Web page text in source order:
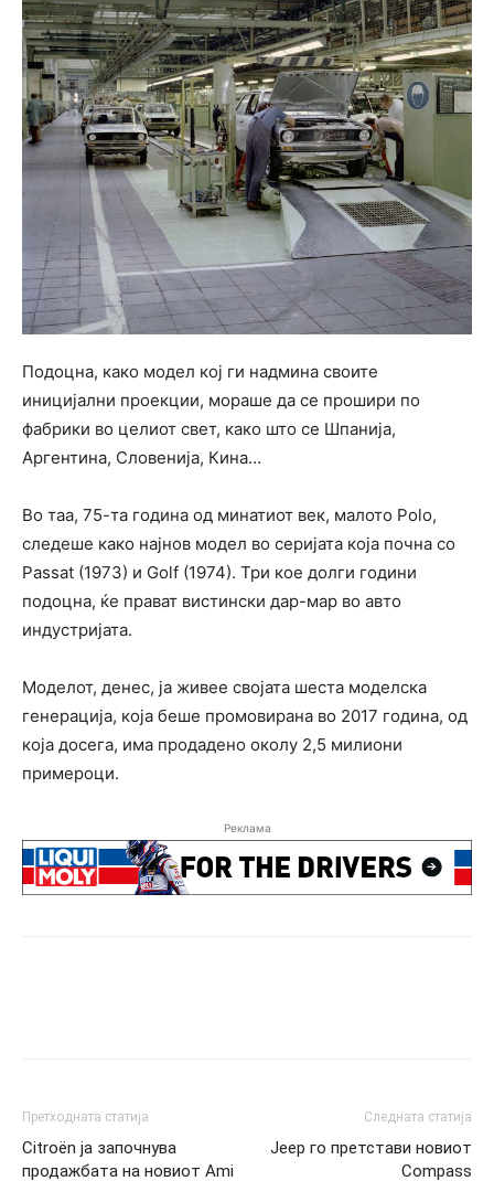
Подоцна, како модел кој ги надмина своите
иницијални проекции, мораше да се прошири по
фабрики во целиот свет, како што се Шпанија,
Аргентина, Словенија, Кина…
Во таа, 75-та година од минатиот век, малото Polo,
следеше како најнов модел во серијата која почна со
Passat (1973) и Golf (1974). Три кое долги години
подоцна, ќе прават вистински дар-мар во авто
индустријата.
Моделот, денес, ја живее својата шеста моделска
генерација, која беше промовирана во 2017 година, од
која досега, има продадено околу 2,5 милиони
примероци.
Реклама
Претходната статија
Citroën ја започнува
продажбата на новиот Ami
Следната статија
Jeep го претстави новиот
Compass